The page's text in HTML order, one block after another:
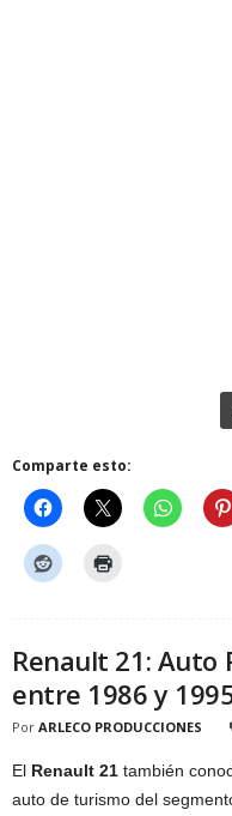
Comparte esto:
Renault 21: Auto
entre 1986 y
Por ARLECO PRODUCCIONES
El Renault 21 también
auto de turismo del